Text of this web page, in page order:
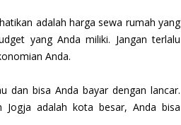
adalah harga sewa rumah yang
yang Anda miliki. Jangan terlalu
Anda.
dan bisa Anda bayar dengan lancar.
Jogja adalah kota besar, Anda bisa